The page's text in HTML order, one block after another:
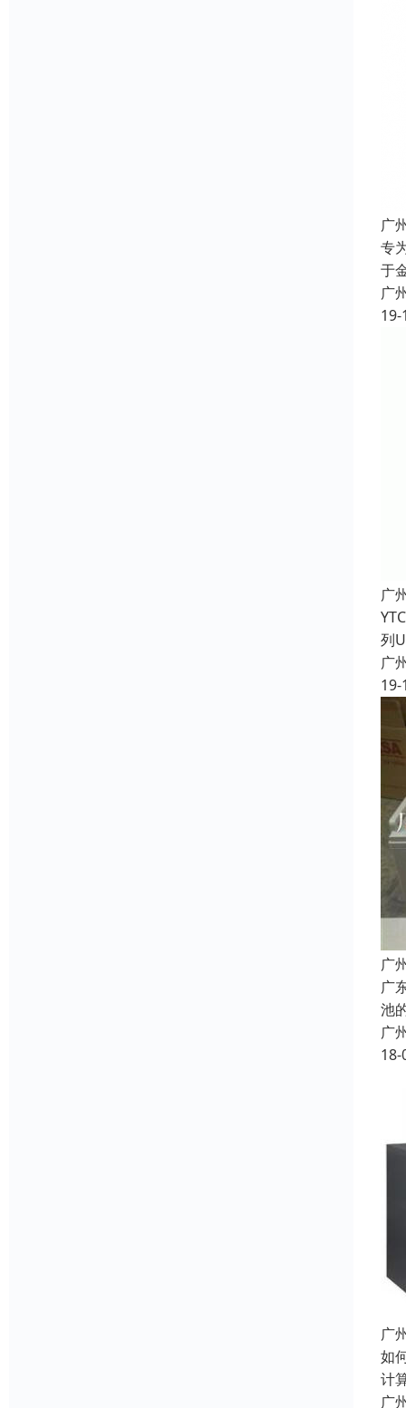
广
专
于
广
19-
广
列
广
19-
广
广
池
广
18-
广
如
计
广